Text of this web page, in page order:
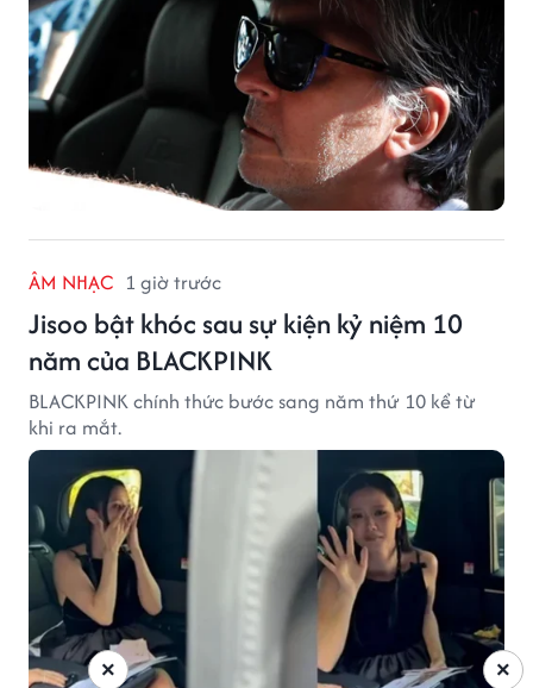
ÂM NHẠC 1 giờ trước
Jisoo bật khóc sau sự kiện kỷ niệm 10
năm của BLACKPINK
BLACKPINK chính thức bước sang năm thứ 10 kể từ
khi ra mắt.
×
×